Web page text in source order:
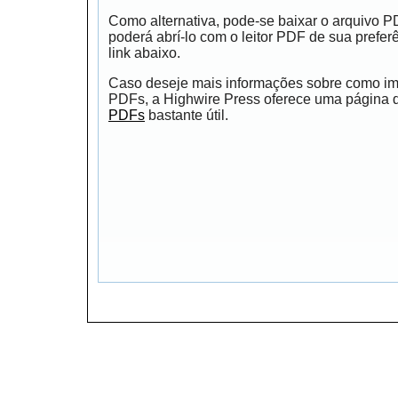
Como alternativa, pode-se baixar o arquivo
poderá abrí-lo com o leitor PDF de sua
link abaixo.
Caso deseje mais informações sobre como
PDFs, a Highwire Press oferece uma página
PDFs bastante útil.